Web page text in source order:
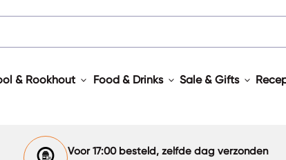
& Rookhout expand_more Food & Drinks expand_more Sale & Gifts expand_more
Voor 17:00 besteld, zelfde dag verzonden